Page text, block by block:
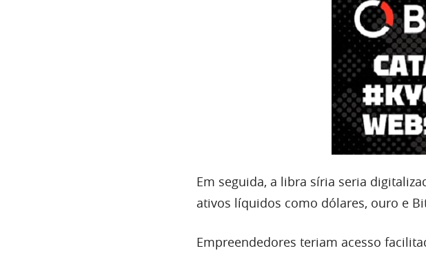
Em seguida, a libra síria seria
ativos líquidos como dólares, ouro e
Empreendedores teriam acesso